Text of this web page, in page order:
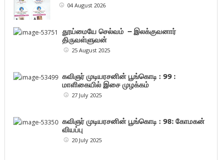
04 August 2026
தூய்மையே செல்வம் – இலக்குவனார்
திருவள்ளுவன்
25 August 2025
கவிஞர் முடியரசனின் பூங்கொடி : 99 :
மாளிகையில் இசை முழக்கம்
27 July 2025
கவிஞர் முடியரசனின் பூங்கொடி : 98: கோமகன்
வியப்பு
20 July 2025